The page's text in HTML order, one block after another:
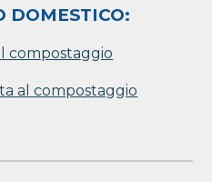
DOMESTICO:
compostaggio
al compostaggio